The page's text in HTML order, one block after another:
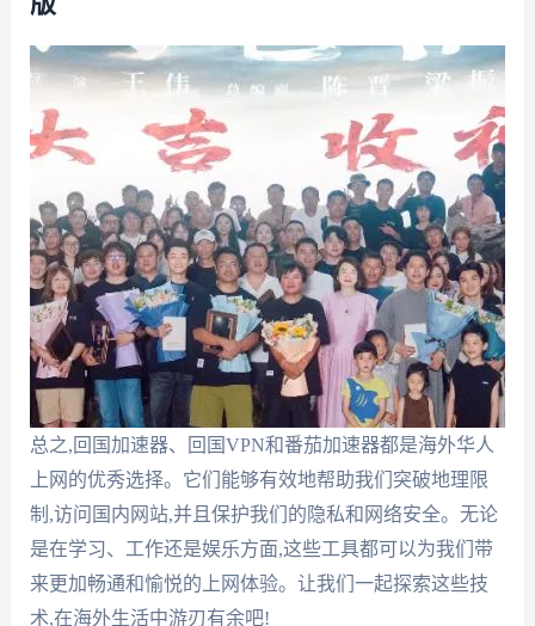
总之,回国加速器、回国VPN和番茄加速器都是海外华人
上网的优秀选择。它们能够有效地帮助我们突破地理限
制,访问国内网站,并且保护我们的隐私和网络安全。无论
是在学习、工作还是娱乐方面,这些工具都可以为我们带
来更加畅通和愉悦的上网体验。让我们一起探索这些技
术,在海外生活中游刃有余吧!